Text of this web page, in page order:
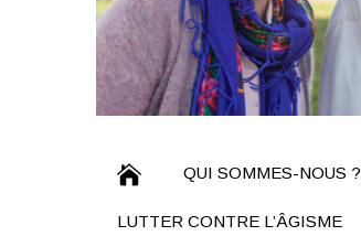
QUI SOMMES-NOUS ?
LUTTER CONTRE L’ÂGISME